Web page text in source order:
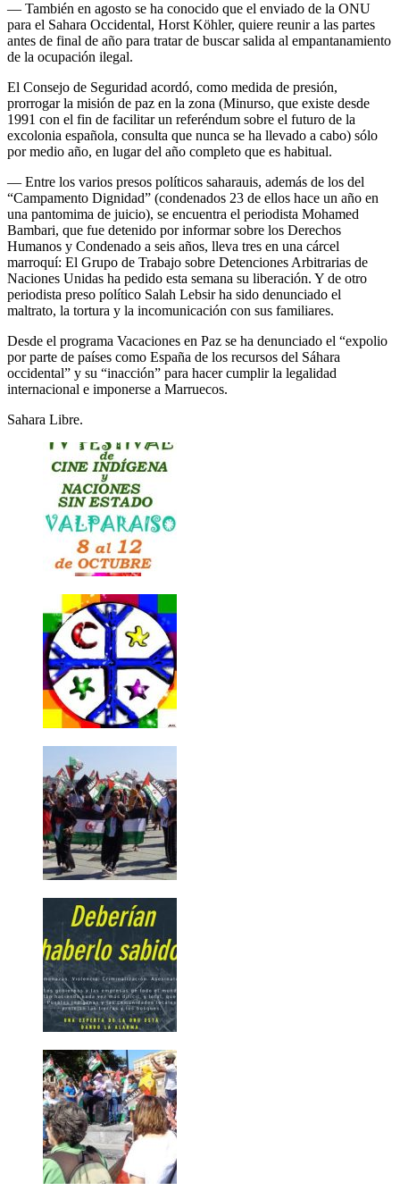
— También en agosto se ha conocido que el enviado de la ONU
para el Sahara Occidental, Horst Köhler, quiere reunir a las partes
antes de final de año para tratar de buscar salida al empantanamiento
de la ocupación ilegal.
El Consejo de Seguridad acordó, como medida de presión,
prorrogar la misión de paz en la zona (Minurso, que existe desde
1991 con el fin de facilitar un referéndum sobre el futuro de la
excolonia española, consulta que nunca se ha llevado a cabo) sólo
por medio año, en lugar del año completo que es habitual.
— Entre los varios presos políticos saharauis, además de los del
“Campamento Dignidad” (condenados 23 de ellos hace un año en
una pantomima de juicio), se encuentra el periodista Mohamed
Bambari, que fue detenido por informar sobre los Derechos
Humanos y Condenado a seis años, lleva tres en una cárcel
marroquí: El Grupo de Trabajo sobre Detenciones Arbitrarias de
Naciones Unidas ha pedido esta semana su liberación. Y de otro
periodista preso político Salah Lebsir ha sido denunciado el
maltrato, la tortura y la incomunicación con sus familiares.
Desde el programa Vacaciones en Paz se ha denunciado el “expolio
por parte de países como España de los recursos del Sáhara
occidental” y su “inacción” para hacer cumplir la legalidad
internacional e imponerse a Marruecos.
Sahara Libre.